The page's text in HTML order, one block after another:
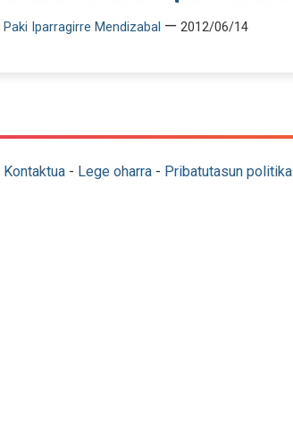
Paki Iparragirre Mendizabal — 2012/06/14
Kontaktua- Lege oharra- Pribatutasun politika